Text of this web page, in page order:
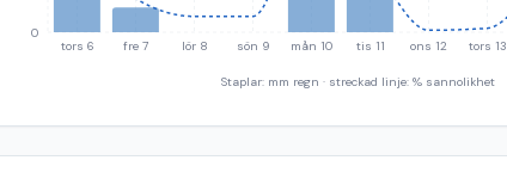
tors 6 fre 7 lör 8 sön 9 mån 10 tis 11 ons 12 tors 13
0
Staplar: mm regn · streckad linje: % sannolikhet